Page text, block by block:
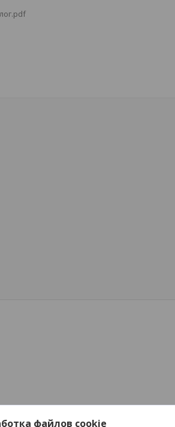
файлов cookie